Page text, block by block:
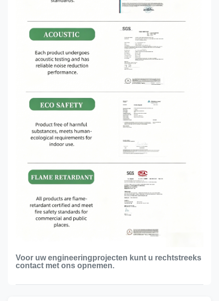
Voor uw engineeringprojecten kunt u rechtstreeks
contact met ons opnemen.